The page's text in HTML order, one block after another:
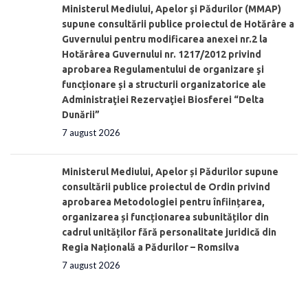
Ministerul Mediului, Apelor şi Pădurilor (MMAP)
supune consultării publice proiectul de Hotărâre a
Guvernului pentru modificarea anexei nr.2 la
Hotărârea Guvernului nr. 1217/2012 privind
aprobarea Regulamentului de organizare şi
funcționare și a structurii organizatorice ale
Administraţiei Rezervaţiei Biosferei “Delta
Dunării”
7 august 2026
Ministerul Mediului, Apelor și Pădurilor supune
consultării publice proiectul de Ordin privind
aprobarea Metodologiei pentru înființarea,
organizarea și funcționarea subunităților din
cadrul unităților fără personalitate juridică din
Regia Națională a Pădurilor – Romsilva
7 august 2026